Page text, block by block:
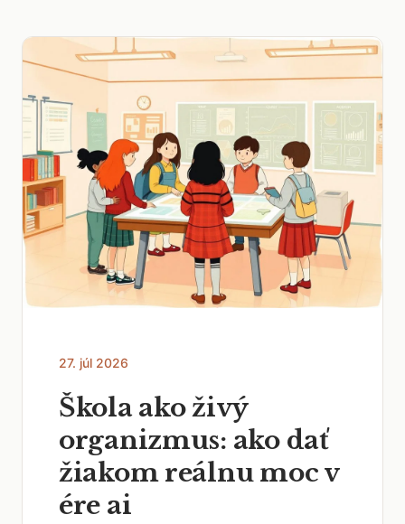
27. júl 2026
Škola ako živý
organizmus: ako dať
žiakom reálnu moc v
ére ai